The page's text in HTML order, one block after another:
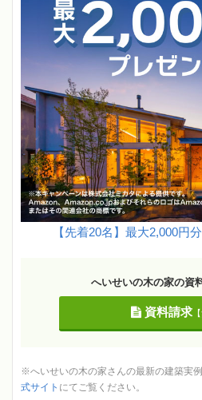
【先着20名】最大2,000円
へいせいの木の家の資
資料請求【
※へいせいの木の家さんの最新の建築実例
式サイト にてご覧ください。